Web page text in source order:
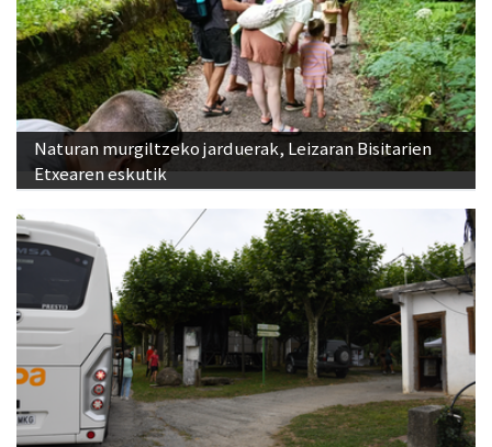
Naturan murgiltzeko jarduerak, Leizaran Bisitarien
Etxearen eskutik